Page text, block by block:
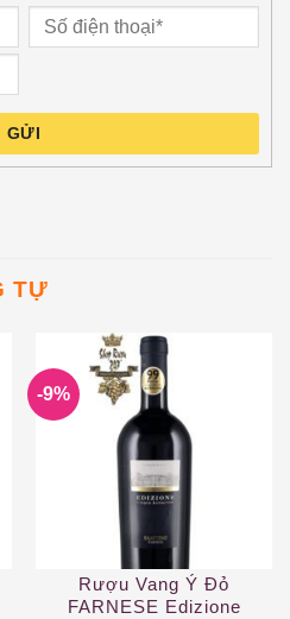
GỬI
TỰ
-9%
Rượu Vang Ý Đỏ
FARNESE Edizione